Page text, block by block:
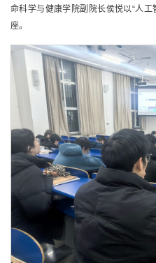
命科学与健康学院副院长侯悦以“人
座。